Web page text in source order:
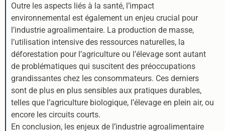
Outre les aspects liés à la santé, l’impact
environnemental est également un enjeu crucial pour
l’industrie agroalimentaire. La production de masse,
l’utilisation intensive des ressources naturelles, la
déforestation pour l’agriculture ou l’élevage sont autant
de problématiques qui suscitent des préoccupations
grandissantes chez les consommateurs. Ces derniers
sont de plus en plus sensibles aux pratiques durables,
telles que l’agriculture biologique, l’élevage en plein air, ou
encore les circuits courts.
En conclusion, les enjeux de l’industrie agroalimentaire